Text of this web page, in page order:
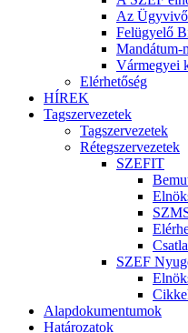
Az Ügyvivő
Felügyelő
Mandátum-
Vármegyei
Elérhetőség
HÍREK
Tagszervezetek
Tagszervezetek
Rétegszervezetek
SZEFIT
SZEF
Alapdokumentumok
Határozatok